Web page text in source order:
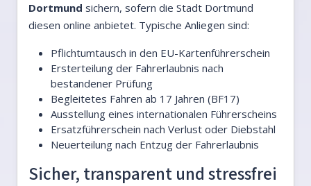
Dortmund sichern, sofern die Stadt Dortmund
diesen online anbietet. Typische Anliegen sind:
Pflichtumtausch in den EU-Kartenführerschein
Ersterteilung der Fahrerlaubnis nach
bestandener Prüfung
Begleitetes Fahren ab 17 Jahren (BF17)
Ausstellung eines internationalen Führerscheins
Ersatzführerschein nach Verlust oder Diebstahl
Neuerteilung nach Entzug der Fahrerlaubnis
Sicher, transparent und stressfrei